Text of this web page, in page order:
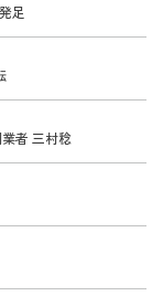
足
者 三村稔